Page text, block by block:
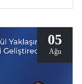
05
Ağu